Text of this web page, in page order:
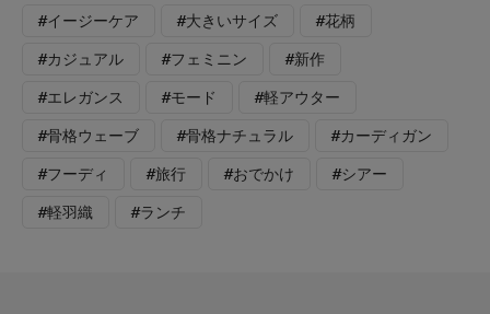
#イージーケア #大きいサイズ #花柄
#カジュアル #フェミニン #新作
#エレガンス #モード #軽アウター
#骨格ウェーブ #骨格ナチュラル #カーディガン
#フーディ #旅行 #おでかけ #シアー
#軽羽織 #ランチ